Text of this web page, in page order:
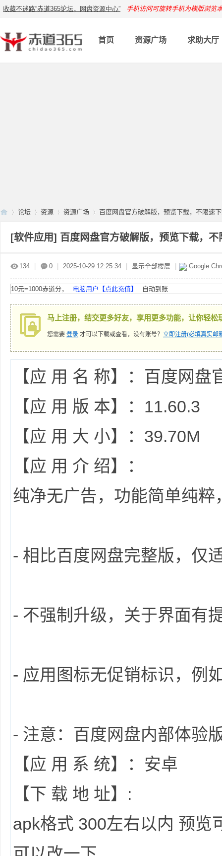
收藏不迷路“赤道365论坛，网盘资源中心” 手机访问可旋转手机为横版浏览
首页 资源广场 求助大厅
论坛 资源 资源广场 百度网盘官方破解版，预览下载，不限速
[软件应用] 百度网盘官方破解版，预览下载，
134 0 2025-10-29 12:25:34 显示全部楼层 Google
10元=1000赤道分， 电脑用户【点此充值】 自动到账
马上注册，结交更多好友，享用更多功能，让你轻松
您需要 登录 才可以下载或查看，没有账号？ 立即注册(必填真实邮
【应 用 名 称】：百度网盘
【应 用 版 本】：11.60.3
【应 用 大 小】：39.70M
【应 用 介 绍】：
纯净无广告，功能简单纯粹
- 相比百度网盘完整版，仅
- 不强制升级，关于界面有
- 应用图标无促销标识，例
- 注意：百度网盘内部体验
【应 用 系 统】：安卓
【下 载 地 址】:
apk格式 300左右以内 预览